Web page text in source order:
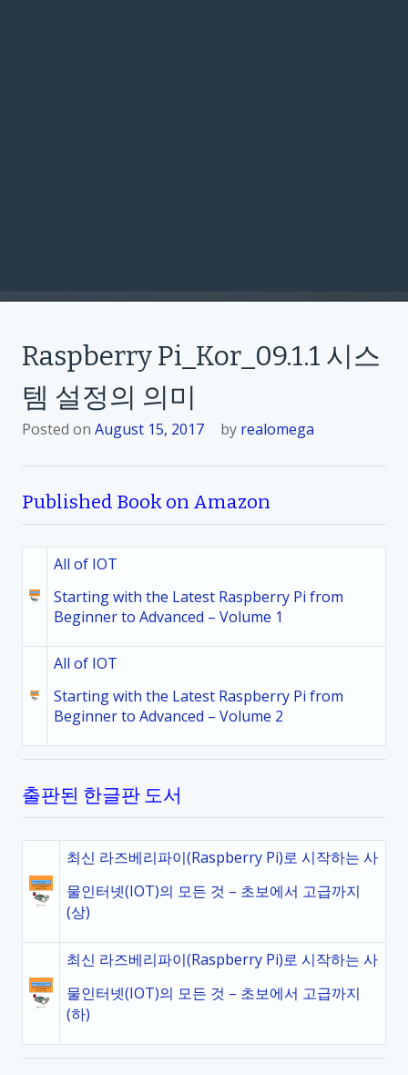
Raspberry Pi_Kor_09.1.1 시스
템 설정의 의미
Posted on August 15, 2017 by realomega
Published Book on Amazon
All of IOT
Starting with the Latest Raspberry Pi from
Beginner to Advanced – Volume 1
All of IOT
Starting with the Latest Raspberry Pi from
Beginner to Advanced – Volume 2
출판된 한글판 도서
최신 라즈베리파이(Raspberry Pi)로 시작하는 사
물인터넷(IOT)의 모든 것 – 초보에서 고급까지
(상)
최신 라즈베리파이(Raspberry Pi)로 시작하는 사
물인터넷(IOT)의 모든 것 – 초보에서 고급까지
(하)